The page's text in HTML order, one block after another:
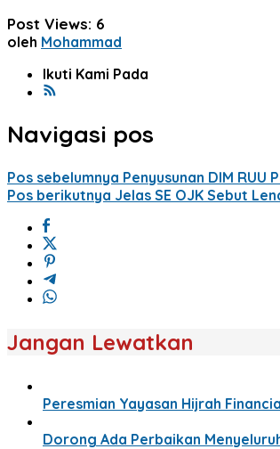
Post Views: 6
oleh Mohammad
Ikuti Kami Pada
Navigasi pos
Pos sebelumnya Penyusunan DIM RUU
Pos berikutnya Jelas SE OJK Sebut
Jangan Lewatkan
Peresmian Yayasan Hijrah
Dorong Ada Perbaikan